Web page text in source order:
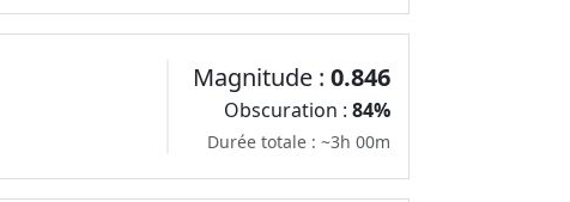
Magnitude : 0.846
Obscuration : 84%
Durée totale : ~3h 00m